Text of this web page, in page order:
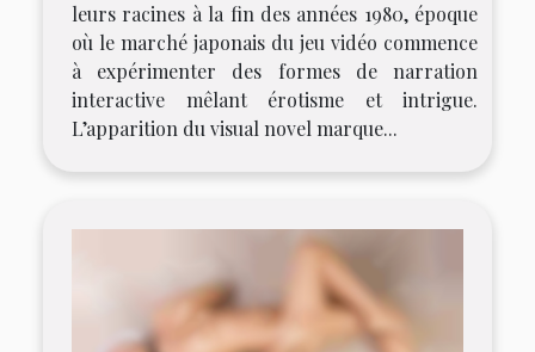
leurs racines à la fin des années 1980, époque
où le marché japonais du jeu vidéo commence
à expérimenter des formes de narration
interactive mêlant érotisme et intrigue.
L’apparition du visual novel marque...